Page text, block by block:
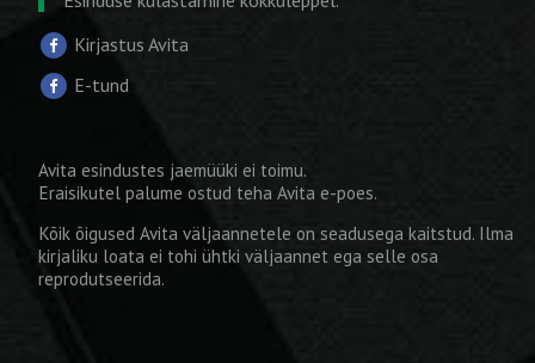
Kirjastus Avita
E-tund
Avita esindustes jaemüüki ei toimu.
Eraisikutel palume ostud teha Avita e-poes.
Kõik õigused Avita väljaannetele on seadusega kaitstud. Ilma
kirjaliku loata ei tohi ühtki väljaannet ega selle osa
reprodutseerida.